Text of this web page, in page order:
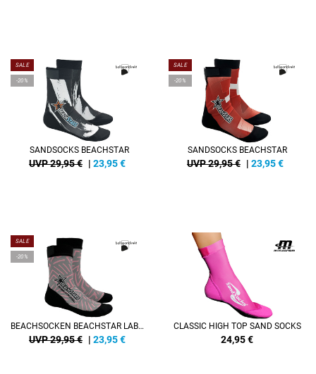
SALE
-20%
SANDSOCKS BEACHSTAR
UVP 29,95 € | 23,95€
SALE
-20%
SANDSOCKS BEACHSTAR
UVP 29,95 € | 23,95€
SALE
-20%
BEACHSOCKEN BEACHSTAR LABYRINTH
UVP 29,95 € | 23,95€
CLASSIC HIGH TOP SAND SOCKS
24,95€